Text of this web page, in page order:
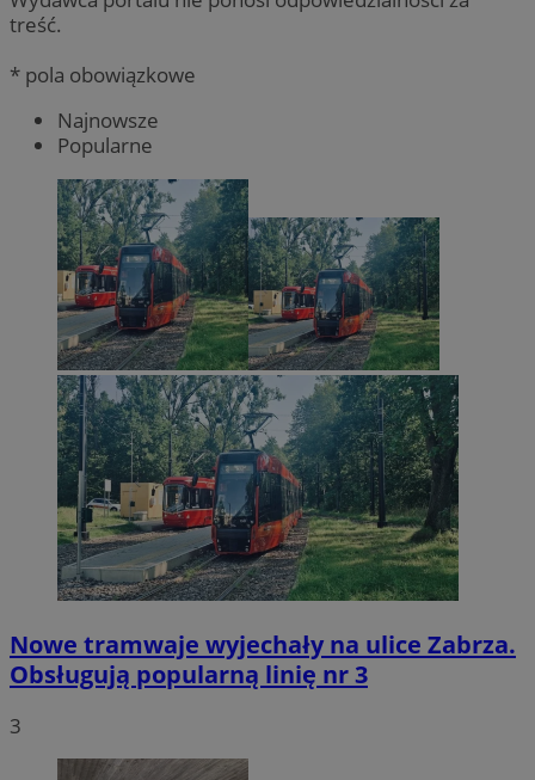
treść.
* pola obowiązkowe
Najnowsze
Popularne
Nowe tramwaje wyjechały na ulice Zabrza.
Obsługują popularną linię nr 3
3